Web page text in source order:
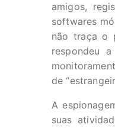
amigos,
softwares
não traça o
respondeu
de
A
suas